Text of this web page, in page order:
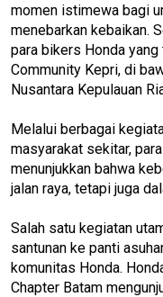
momen istimewa bagi
menebarkan kebaikan.
para bikers Honda
Community Kepri, di
Nusantara Kepulauan
Melalui berbagai
masyarakat sekitar,
menunjukkan bahwa
jalan raya, tetapi juga
Salah satu kegiatan
santunan ke panti
komunitas Honda.
Chapter Batam